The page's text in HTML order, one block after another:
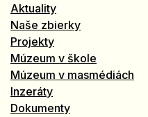
Aktuality
Naše zbierky
Projekty
Múzeum v škole
Múzeum v masmédiách
Inzeráty
Dokumenty